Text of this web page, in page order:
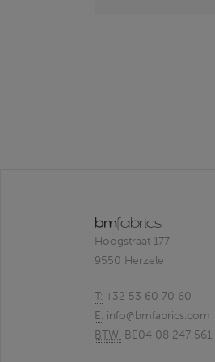
Hoogstraat 177
9550 Herzele
T: +32 53 60 70 60
E: info@bmfabrics.com
BTW: BE04 08 247 561